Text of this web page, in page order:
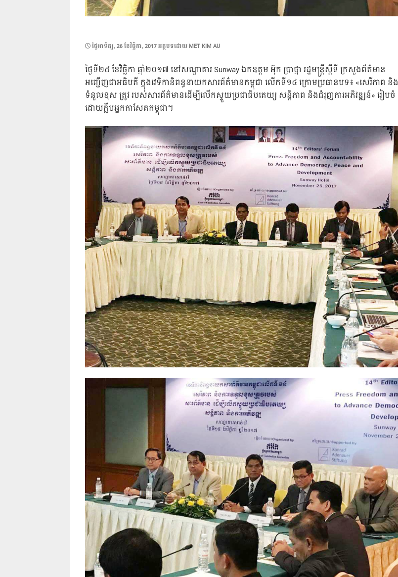
POSTED
ថ្ងៃ​អាទិត្យ, 26 ខែ​វិច្ឆិកា, 2017អត្ថបទដោយ MET KIM AU
ថ្ងៃទី២៥ ខែវិច្ឆិកា ឆ្នាំ២០១៧ នៅសណ្ឋាគារ Sunway ឯកឧត្តម អ៊ុក ប្រាថ្នា រដ្ឋមន្ត្រីស្តីទី ក្រសួងព័ត៌មាន
អញ្ជើញជាអធិបតី ក្នុងវេទិកានិពន្ធនាយកសារព័ត៌មានកម្ពុជា លើកទី១៤ ក្រោមប្រធានបទ៖ «សេរីភាព និង
ទំនួលខុស ត្រូវ របស់សារព័ត៌មានដើម្បីលើកស្ទួយប្រជាធិបតេយ្យ សន្តិភាព និងជំរុញការអភិវឌ្ឍន៍»​ រៀបចំ
ដោយក្លឹបអ្នកកាសែតកម្ពុជា។